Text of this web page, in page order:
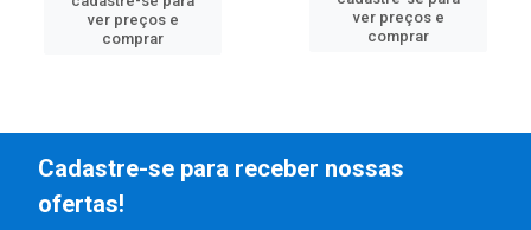
ver preços e
comprar
ver preços e
comprar
Cadastre-se para receber nossas
ofertas!